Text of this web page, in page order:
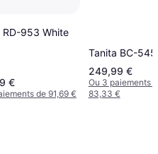
RD-953 White
€
de 91,69 €
Tanita BC-
249,99 €
Ou 3 paiements
83,33 €